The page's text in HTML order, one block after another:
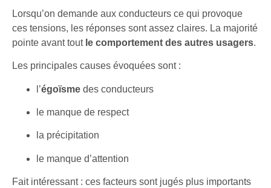
Lorsqu’on demande aux conducteurs ce qui provoque
ces tensions, les réponses sont assez claires. La majorité
pointe avant tout le comportement des autres usagers.
Les principales causes évoquées sont :
l’égoïsme des conducteurs
le manque de respect
la précipitation
le manque d’attention
Fait intéressant : ces facteurs sont jugés plus importants